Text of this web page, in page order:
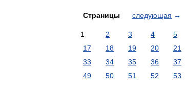
Страницы следующая →
1 2 3 4 5
17
18 19 20 21
33
34 35 36 37
49
50 51 52 53